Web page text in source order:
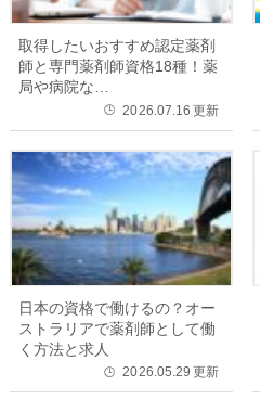
取得したいおすすめ認定薬剤
師と専門薬剤師資格18種！薬
局や病院な…
🕒 2026.07.16 更新
日本の資格で働けるの？オー
ストラリアで薬剤師として働
く方法と求人
🕒 2026.05.29 更新